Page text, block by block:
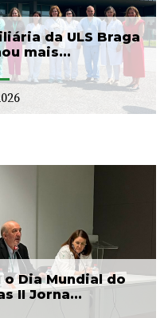
da ULS Braga
mais...
o Dia Mundial do
II Jorna...